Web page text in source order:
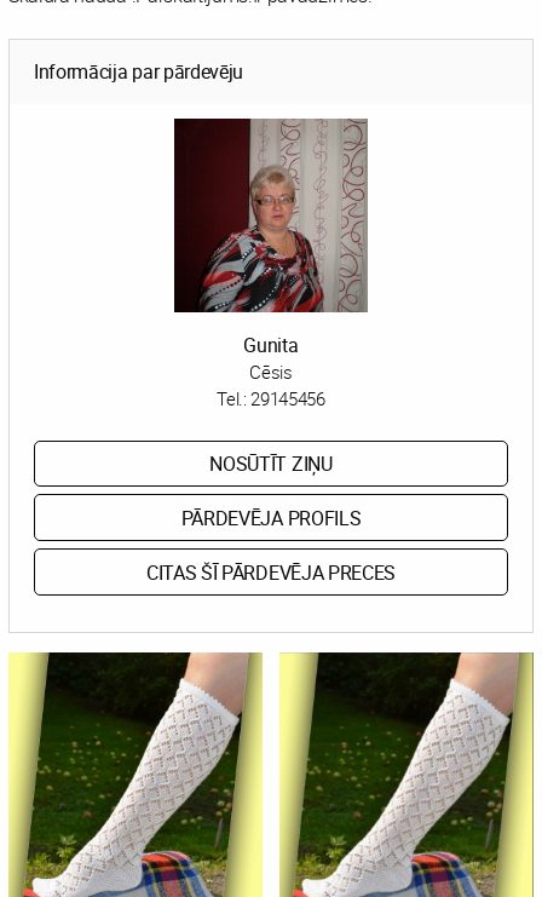
Informācija par pārdevēju
Gunita
Cēsis
Tel.:29145456
NOSŪTĪT ZIŅU
PĀRDEVĒJA PROFILS
CITAS ŠĪ PĀRDEVĒJA PRECES